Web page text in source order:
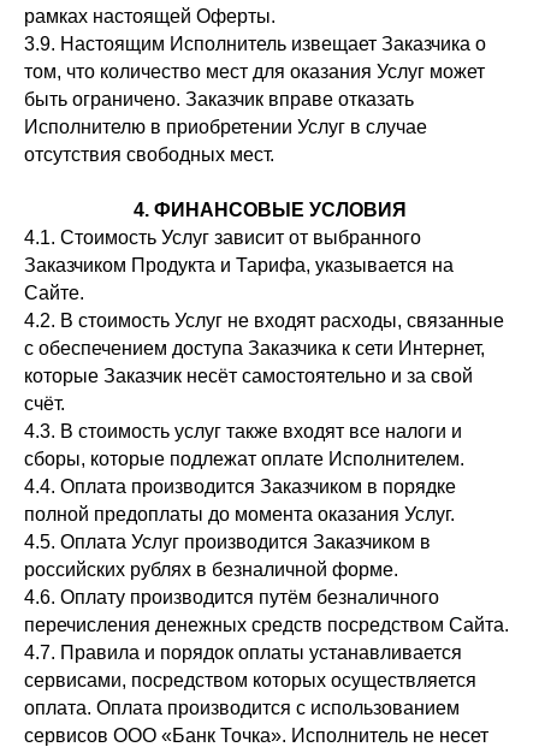
рамках настоящей Оферты.
3.9. Настоящим Исполнитель извещает Заказчика о
том, что количество мест для оказания Услуг может
быть ограничено. Заказчик вправе отказать
Исполнителю в приобретении Услуг в случае
отсутствия свободных мест.
4. ФИНАНСОВЫЕ УСЛОВИЯ
4.1. Стоимость Услуг зависит от выбранного
Заказчиком Продукта и Тарифа, указывается на
Сайте.
4.2. В стоимость Услуг не входят расходы, связанные
с обеспечением доступа Заказчика к сети Интернет,
которые Заказчик несёт самостоятельно и за свой
счёт.
4.3. В стоимость услуг также входят все налоги и
сборы, которые подлежат оплате Исполнителем.
4.4. Оплата производится Заказчиком в порядке
полной предоплаты до момента оказания Услуг.
4.5. Оплата Услуг производится Заказчиком в
российских рублях в безналичной форме.
4.6. Оплату производится путём безналичного
перечисления денежных средств посредством Сайта.
4.7. Правила и порядок оплаты устанавливается
сервисами, посредством которых осуществляется
оплата. Оплата производится с использованием
сервисов ООО «Банк Точка». Исполнитель не несет